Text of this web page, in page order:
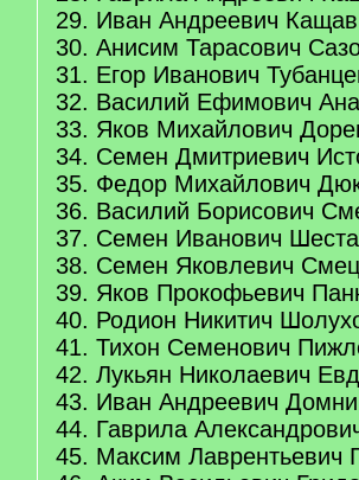
29. Иван Андреевич
30. Анисим Тарасович
31. Егор Иванович
32. Василий Ефимович
33. Яков Михайлович
34. Семен Дмитриевич
35. Федор Михайлович
36. Василий Борисович
37. Семен Иванович
38. Семен Яковлевич
39. Яков Прокофьевич
40. Родион Никитич
41. Тихон Семенович
42. Лукьян Николаевич
43. Иван Андреевич
44. Гаврила
45. Максим Лаврентьевич